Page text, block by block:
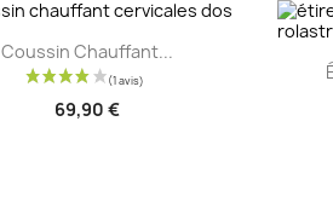
Aperçu rapide
Coussin Chauffant...
69,90 €